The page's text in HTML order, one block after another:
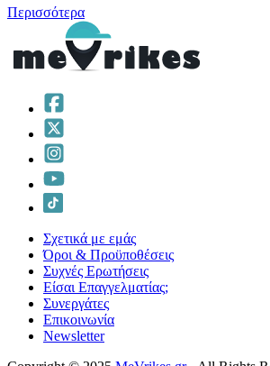
Περισσότερα
Σχετικά με εμάς
Όροι & Προϋποθέσεις
Συχνές Ερωτήσεις
Είσαι Επαγγελματίας;
Συνεργάτες
Επικοινωνία
Νewsletter